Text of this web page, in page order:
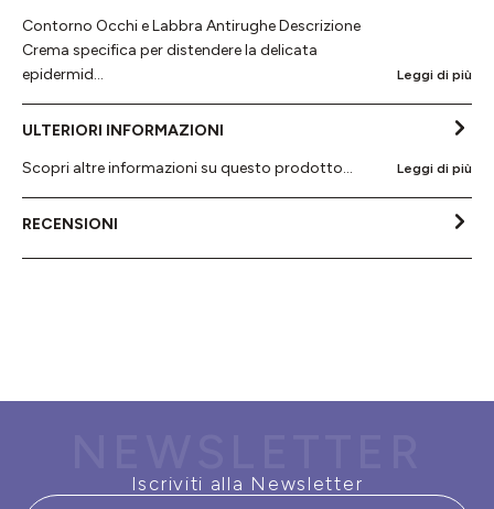
Contorno Occhi e Labbra Antirughe Descrizione
Crema specifica per distendere la delicata
epidermid…
Leggi di più
ULTERIORI INFORMAZIONI
Scopri altre informazioni su questo prodotto...
Leggi di più
RECENSIONI
Iscriviti alla Newsletter